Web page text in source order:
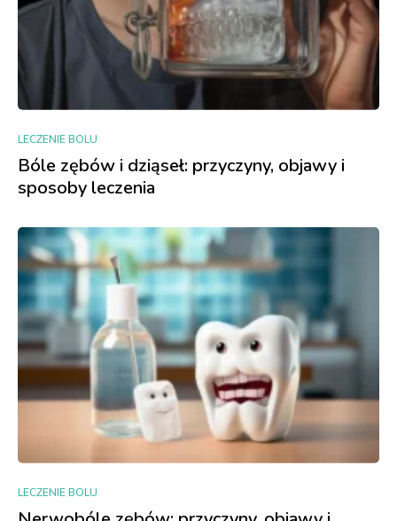
LECZENIE BOLU
Bóle zębów i dziąseł: przyczyny, objawy i
sposoby leczenia
LECZENIE BOLU